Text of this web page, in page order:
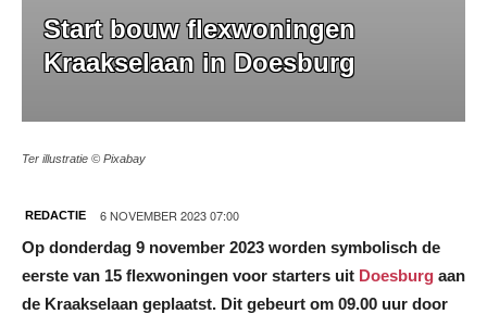
Start bouw flexwoningen
Kraakselaan in Doesburg
Ter illustratie © Pixabay
REDACTIE 6 NOVEMBER 2023 07:00
Op donderdag 9 november 2023 worden symbolisch de
eerste van 15 flexwoningen voor starters uit Doesburg aan
de Kraakselaan geplaatst. Dit gebeurt om 09.00 uur door